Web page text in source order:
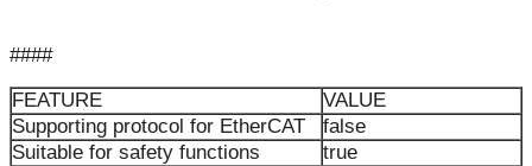
####
FEATURE
VALUE
Supporting protocol for EtherCAT
false
Suitable for safety functions
true